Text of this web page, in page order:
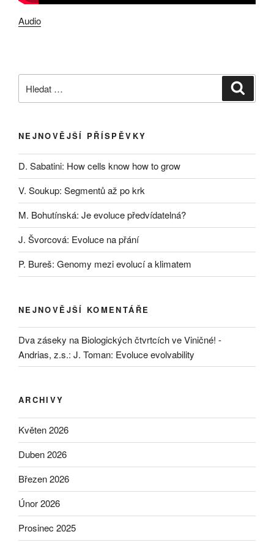
Audio
NEJNOVĚJŠÍ PŘÍSPĚVKY
D. Sabatini: How cells know how to grow
V. Soukup: Segmentů až po krk
M. Bohutínská: Je evoluce předvídatelná?
J. Švorcová: Evoluce na přání
P. Bureš: Genomy mezi evolucí a klimatem
NEJNOVĚJŠÍ KOMENTÁŘE
Dva záseky na Biologických čtvrtcích ve Viničné! -
Andrias, z.s.: J. Toman: Evoluce evolvability
ARCHIVY
Květen 2026
Duben 2026
Březen 2026
Únor 2026
Prosinec 2025